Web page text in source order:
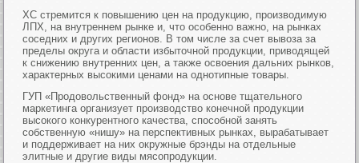
ХС стремится к повышению цен на продукцию, производимую
ЛПХ, на внутреннем рынке и, что особенно важно, на рынках
соседних и других регионов. В том числе за счет вывоза за
пределы округа и области избыточной продукции, приводящей
к снижению внутренних цен, а также освоения дальних рынков,
характерных высокими ценами на однотипные товары.
ГУП «Продовольственный фонд» на основе тщательного
маркетинга организует производство конечной продукции
высокого конкурентного качества, способной занять
собственную «нишу» на перспективных рынках, вырабатывает
и поддерживает на них окружные брэнды на отдельные
элитные и другие виды мясопродукции.